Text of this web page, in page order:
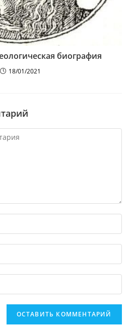
биография
18/01/2021